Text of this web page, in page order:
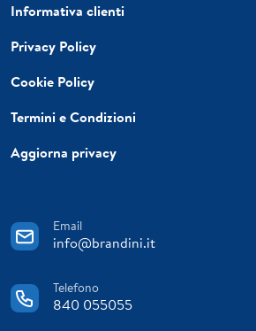
Informativa clienti
Privacy Policy
Cookie Policy
Termini e Condizioni
Aggiorna privacy
Email
info@brandini.it
Telefono
840 055055